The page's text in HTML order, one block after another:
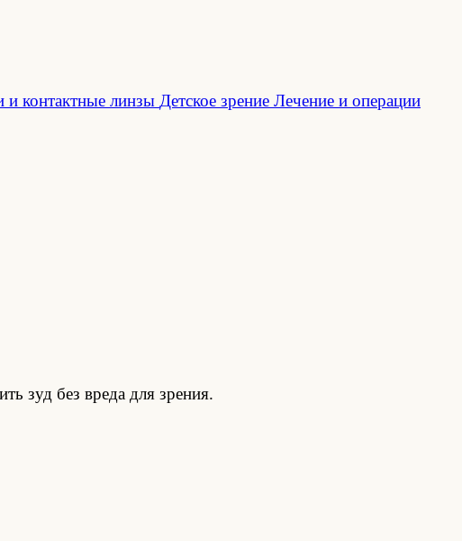
и контактные линзы Детское зрение Лечение и операции
зуд без вреда для зрения.